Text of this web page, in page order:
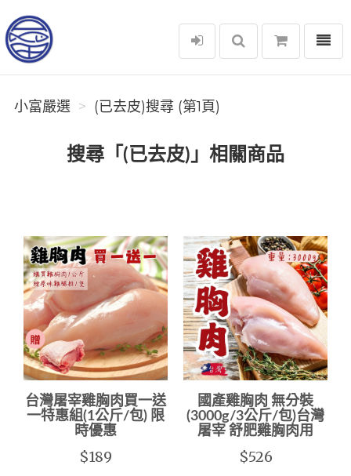
小富嚴選
選單
小富嚴選 (已去皮)搜尋 (第1頁)
搜尋「(已去皮)」相關商品
台灣屠宰雞胸肉買一送
一特惠組(1公斤/包) 限
時優惠
$189
國產雞胸肉 無分裝
(3000g/3公斤/包)台灣
屠宰 舒肥雞胸肉用
$526